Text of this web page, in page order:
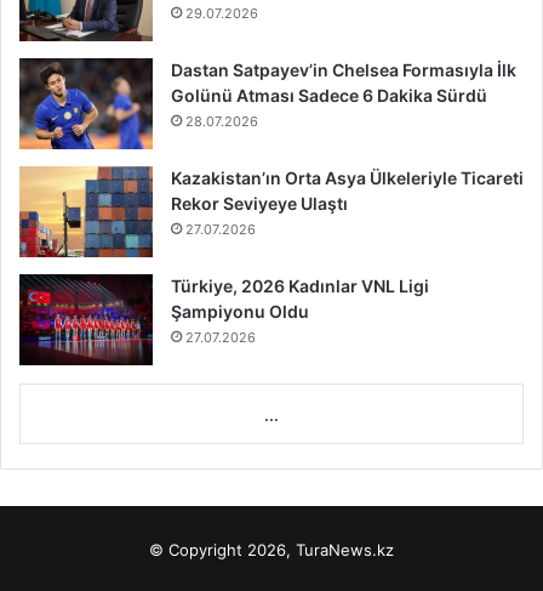
29.07.2026
Dastan Satpayev’in Chelsea Formasıyla İlk
Golünü Atması Sadece 6 Dakika Sürdü
28.07.2026
Kazakistan’ın Orta Asya Ülkeleriyle Ticareti
Rekor Seviyeye Ulaştı
27.07.2026
Türkiye, 2026 Kadınlar VNL Ligi
Şampiyonu Oldu
27.07.2026
...
© Copyright 2026, TuraNews.kz